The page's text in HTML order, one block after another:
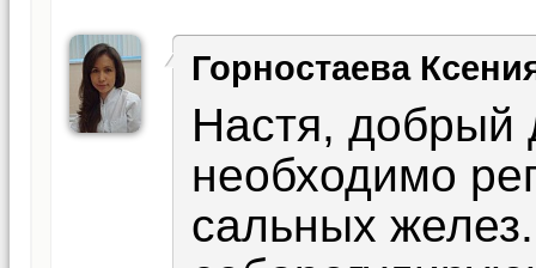
Горностаева
Настя, добрый
необходимо
сальных